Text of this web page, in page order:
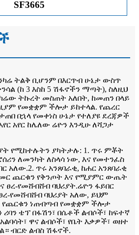
SF3665
ትልቅ ቢሆንም በእርጥብ ሁኔታ ውስጥ
(ከ 3 እስከ 5 ሽፋኖችን ማጣት), ስለዚህ
ትኩረት መስጠት አለበት, ከመጠን በላይ
የመቋቋም ችሎታ ይከተላል. የጨረር
በኋላ የመቀነስ ሁኔታ የተለያዩ ደረጃዎች
አየር ከሌለው ሬዮን እንዲሁ ለሻጋታ
የሚከተሉትን ያካትታሉ: 1. ጥሩ ምቾት
ለመንካት ለስላሳ ነው, እና የመተንፈስ
አለው.2. ጥሩ አንጸባራቂ, ከሐር አንጸባራቂ
ጨርቁን የቅንጦት እና የሚያምር ውጤት
ፀረ-የመሸብሸብ ባህሪያት.ሬዮን ፋይበር
የመሸብሸብ ባህሪያት አለው, ይህም
የጨርቁን ነጠብጣብ የመቋቋም ችሎታ
ቴፕ በፋሽን፣ በሴቶች ልብሶች፣ ከፍተኛ
ዋና ልብሶች፣ የቤት እቃዎች፣ ወዘተ
ብርድ ልብስ ሽፋኖች.